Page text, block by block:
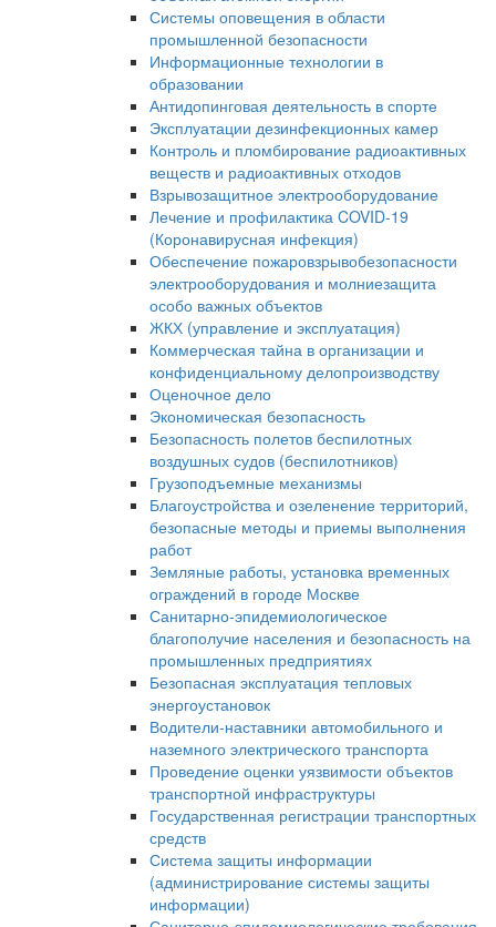
Системы оповещения в области
промышленной безопасности
Информационные технологии в
образовании
Антидопинговая деятельность в спорте
Эксплуатации дезинфекционных камер
Контроль и пломбирование радиоактивных
веществ и радиоактивных отходов
Взрывозащитное электрооборудование
Лечение и профилактика COVID-19
(Коронавирусная инфекция)
Обеспечение пожаровзрывобезопасности
электрооборудования и молниезащита
особо важных объектов
ЖКХ (управление и эксплуатация)
Коммерческая тайна в организации и
конфиденциальному делопроизводству
Оценочное дело
Экономическая безопасность
Безопасность полетов беспилотных
воздушных судов (беспилотников)
Грузоподъемные механизмы
Благоустройства и озеленение территорий,
безопасные методы и приемы выполнения
работ
Земляные работы, установка временных
ограждений в городе Москве
Санитарно-эпидемиологическое
благополучие населения и безопасность на
промышленных предприятиях
Безопасная эксплуатация тепловых
энергоустановок
Водители-наставники автомобильного и
наземного электрического транспорта
Проведение оценки уязвимости объектов
транспортной инфраструктуры
Государственная регистрации транспортных
средств
Система защиты информации
(администрирование системы защиты
информации)